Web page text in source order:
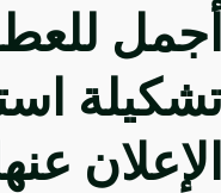
أجمل
الإعلان